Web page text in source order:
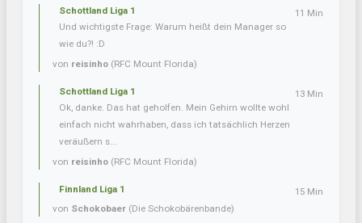
Schottland Liga 1
Und wichtigste Frage: Warum heißt dein Manager so
wie du?! :D
von reisinho (RFC Mount Florida)
11 Min
Schottland Liga 1
Ok, danke. Das hat geholfen. Mein Gehirn wollte wohl
einfach nicht wahrhaben, dass ich tatsächlich Herzen
veräußern s...
von reisinho (RFC Mount Florida)
13 Min
Finnland Liga 1
von Schokobaer (Die Schokobärenbande)
15 Min